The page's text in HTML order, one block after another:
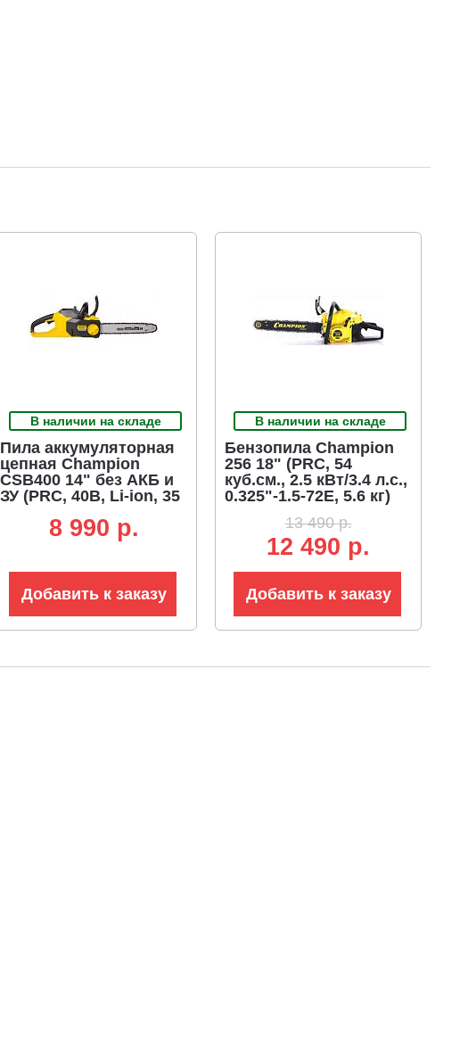
В наличии на складе
Пила аккумуляторная
цепная Champion
CSB400 14" без АКБ и
ЗУ (PRC, 40В, Li-ion, 35
8 990 p.
Добавить к заказу
В наличии на складе
Бензопила Champion
256 18" (PRC, 54
куб.см., 2.5 кВт/3.4 л.с.,
0.325"-1.5-72E, 5.6 кг)
13 490 р.
12 490 р.
Добавить к заказу